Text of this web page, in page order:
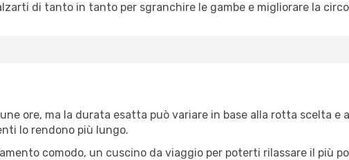
di tanto in tanto per sgranchire le gambe e migliorare la
ore, ma la durata esatta può variare in base alla rotta scelta e
lo rendono più lungo.
comodo, un cuscino da viaggio per poterti rilassare il più